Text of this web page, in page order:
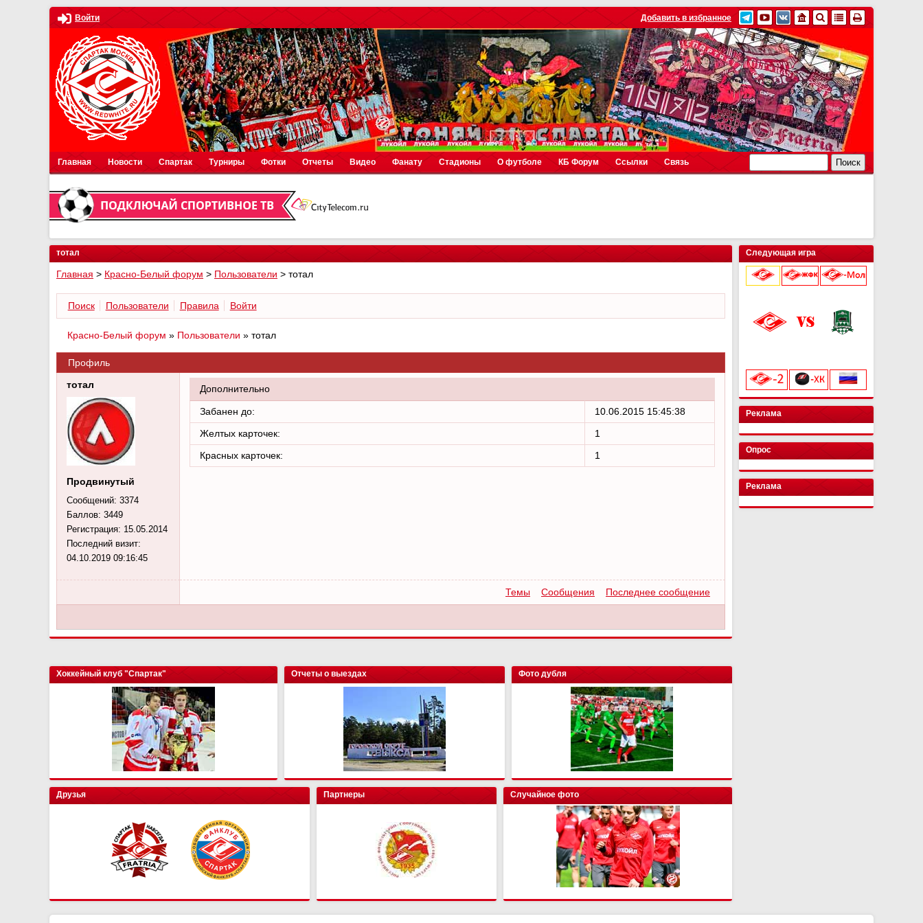
Войти Добавить в избранное
Главная Новости Спартак Турниры Фотки Отчеты Видео Фанату Стадионы О футболе КБ Форум Ссылки Связь
тотал
Главная > Красно-Белый форум > Пользователи > тотал
Поиск Пользователи Правила Войти
Красно-Белый форум » Пользователи » тотал
Профиль
тотал
Продвинутый
Сообщений: 3374
Баллов: 3449
Регистрация: 15.05.2014
Последний визит:
04.10.2019 09:16:45
Дополнительно
Забанен до:
10.06.2015 15:45:38
Желтых карточек:
1
Красных карточек:
1
Темы Сообщения Последнее сообщение
Хоккейный клуб "Спартак" Отчеты о выездах Фото дубля
Друзья Партнеры Случайное фото
Следующая игра
Реклама
Опрос
Реклама